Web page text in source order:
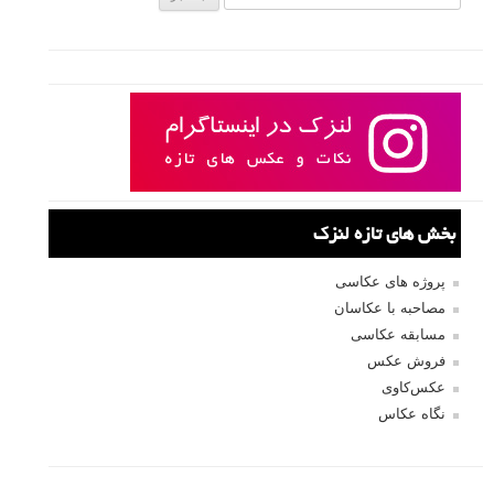
بخش های تازه لنزک
پروژه های عکاسی
مصاحبه با عکاسان
مسابقه عکاسی
فروش عکس
عکس‌کاوی
نگاه عکاس